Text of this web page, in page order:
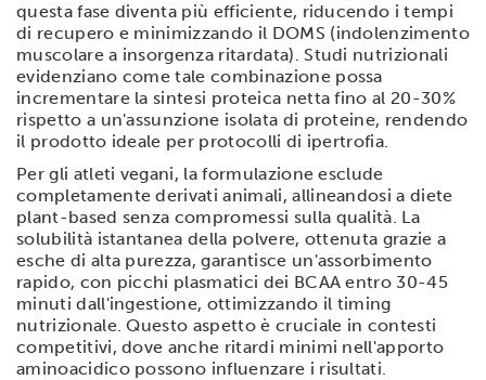
questa fase diventa più efficiente, riducendo i tempi
di recupero e minimizzando il DOMS (indolenzimento
muscolare a insorgenza ritardata). Studi nutrizionali
evidenziano come tale combinazione possa
incrementare la sintesi proteica netta fino al 20-30%
rispetto a un'assunzione isolata di proteine, rendendo
il prodotto ideale per protocolli di ipertrofia.
Per gli atleti vegani, la formulazione esclude
completamente derivati animali, allineandosi a diete
plant-based senza compromessi sulla qualità. La
solubilità istantanea della polvere, ottenuta grazie a
esche di alta purezza, garantisce un'assorbimento
rapido, con picchi plasmatici dei BCAA entro 30-45
minuti dall'ingestione, ottimizzando il timing
nutrizionale. Questo aspetto è cruciale in contesti
competitivi, dove anche ritardi minimi nell'apporto
aminoacidico possono influenzare i risultati.